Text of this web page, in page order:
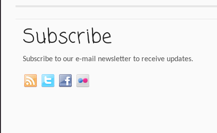
Subscribe
Subscribe to our e-mail newsletter to receive updates.